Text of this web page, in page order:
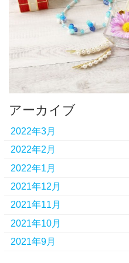
アーカイブ
2022年3月
2022年2月
2022年1月
2021年12月
2021年11月
2021年10月
2021年9月